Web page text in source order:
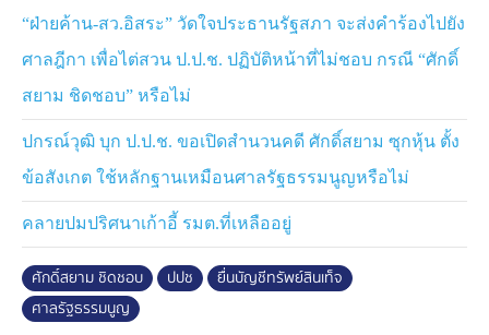
ล่าสุด เมื่อวาน (23 เม.ย.) ป.ป.ช. ได้เผยแพร่เอกสารชี้แจง
ฟังไม่ได้ว่า นายศักดิ์สยาม จงใจยื่นบัญชีเท็จ ส่วนการใช้
อำนาจหน้าที่เอื้อประโยชน์ให้ "ห้างหุ้นส่วนจำกัด บุรีเจริญ
คอนสตรัคชั่น" ก็ไม่พบพฤติการณ์ฝ่าฝืนกฎหมาย หรือใช้
อำนาจแทรกแซง รวมไปถึงมติของ ป.ป.ช. ก็เป็นคนละ
ประเด็นกับคำวินิจฉัยของศาลรัฐธรรมนูญ
โดยรายละเอียดในเอกสารชี้แจงระบุว่า นายศักดิ์สยาม ยื่น
บัญชีแสดงรายการทรัพย์สินต่อ ป.ป.ช. 6 ครั้ง โดยไม่ปรากฏ
รายการเงินลงทุนมูลค่า 119 ล้าน 5 แสนบาท ซึ่งในข้อเท็จ
“ฝ่ายค้าน-สว.อิสระ” วัดใจประธานรัฐสภา จะส่งคำร้องไปยัง
ศาลฎีกา เพื่อไต่สวน ป.ป.ช. ปฏิบัติหน้าที่ไม่ชอบ กรณี “ศักดิ์
สยาม ชิดชอบ” หรือไม่
ปกรณ์วุฒิ บุก ป.ป.ช. ขอเปิดสำนวนคดี ศักดิ์สยาม ซุกหุ้น ตั้ง
ข้อสังเกต ใช้หลักฐานเหมือนศาลรัฐธรรมนูญหรือไม่
คลายปมปริศนาเก้าอี้ รมต.ที่เหลืออยู่
ศักดิ์สยาม ชิดชอบ ปปช
ยื่นบัญชีทรัพย์สินเท็จ
ศาลรัฐธรรมนูญ